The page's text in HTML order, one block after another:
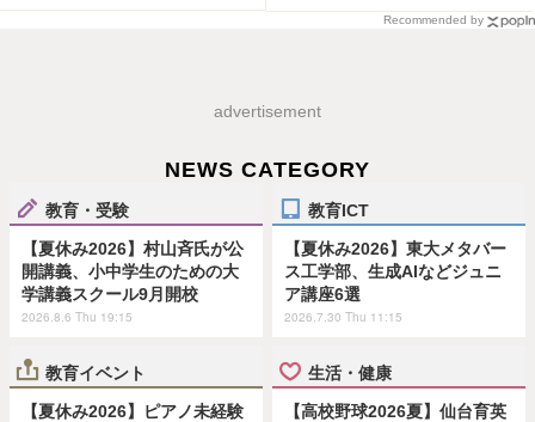
Recommended by
advertisement
NEWS CATEGORY
教育・受験
【夏休み2026】村山斉氏が公
開講義、小中学生のための大
学講義スクール9月開校
2026.8.6 Thu 19:15
教育ICT
【夏休み2026】東大メタバー
ス工学部、生成AIなどジュニ
ア講座6選
2026.7.30 Thu 11:15
教育イベント
【夏休み2026】ピアノ未経験
生活・健康
【高校野球2026夏】仙台育英